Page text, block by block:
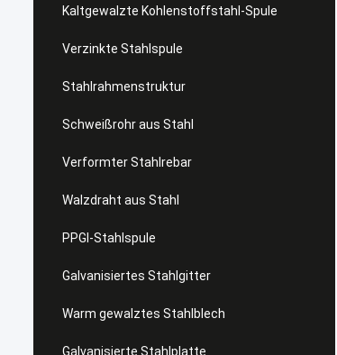
Kaltgewalzte Kohlenstoffstahl-Spule
Verzinkte Stahlspule
Stahlrahmenstruktur
Schweißrohr aus Stahl
Verformter Stahlrebar
Walzdraht aus Stahl
PPGI-Stahlspule
Galvanisiertes Stahlgitter
Warm gewalztes Stahlblech
Galvanisierte Stahlplatte